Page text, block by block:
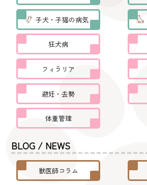
子犬・子猫の病気
狂犬病
フィラリア
避妊・去勢
体重管理
BLOG / NEWS
獣医師コラム